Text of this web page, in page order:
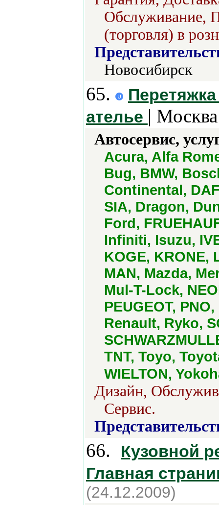
Обслуживание,
(торговля) в
Новосибирск
65.
ателье |
Автосервис,
Acura, Alfa
Bug, BMW,
Continental,
SIA, Dragon,
Ford,
Infiniti, Isuzu,
KOGE,
MAN, Mazda,
Mul-T-Lock,
PEUGEOT,
Renault, Ryko,
TNT, Toyo,
WIELTON,
Дизайн,
Сервис.
66.
Кузовной
Главная
(24.12.2009)